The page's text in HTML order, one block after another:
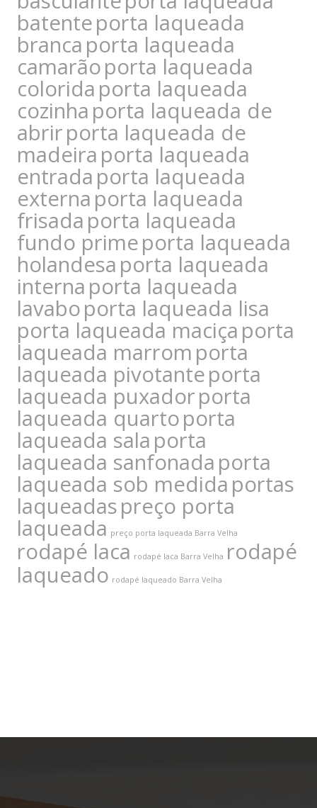
batenteporta laqueada
branca porta laqueada
camarãoporta laqueada
colorida porta laqueada
cozinha porta laqueada de
abrirporta laqueada de
madeira porta laqueada
entrada porta laqueada
externa porta laqueada
frisada porta laqueada
fundo primeporta laqueada
holandesa porta laqueada
interna porta laqueada
lavaboporta laqueada lisa
porta laqueada maciça porta
laqueada marrom porta
laqueada pivotanteporta
laqueada puxadorporta
laqueada quartoporta
laqueada sala porta
laqueada sanfonada porta
laqueada sob medida portas
laqueadaspreço porta
laqueada preço porta laqueada Barra Velha
rodapé laca rodapé laca Barra Velha rodapé
laqueado rodapé laqueado Barra Velha